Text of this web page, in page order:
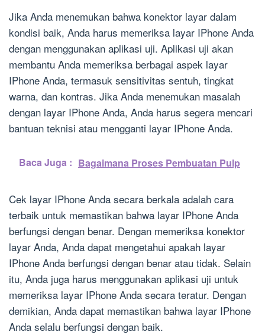
Jika Anda menemukan bahwa konektor layar dalam
kondisi baik, Anda harus memeriksa layar IPhone Anda
dengan menggunakan aplikasi uji. Aplikasi uji akan
membantu Anda memeriksa berbagai aspek layar
IPhone Anda, termasuk sensitivitas sentuh, tingkat
warna, dan kontras. Jika Anda menemukan masalah
dengan layar IPhone Anda, Anda harus segera mencari
bantuan teknisi atau mengganti layar IPhone Anda.
Baca Juga : Bagaimana Proses Pembuatan Pulp
Cek layar IPhone Anda secara berkala adalah cara
terbaik untuk memastikan bahwa layar IPhone Anda
berfungsi dengan benar. Dengan memeriksa konektor
layar Anda, Anda dapat mengetahui apakah layar
IPhone Anda berfungsi dengan benar atau tidak. Selain
itu, Anda juga harus menggunakan aplikasi uji untuk
memeriksa layar IPhone Anda secara teratur. Dengan
demikian, Anda dapat memastikan bahwa layar IPhone
Anda selalu berfungsi dengan baik.